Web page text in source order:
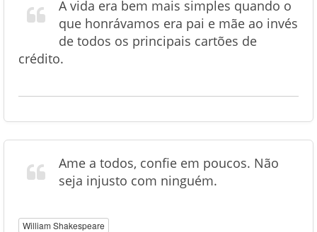
A vida era bem mais simples quando o
que honrávamos era pai e mãe ao invés
de todos os principais cartões de
crédito.
Ame a todos, confie em poucos. Não
seja injusto com ninguém.
William Shakespeare